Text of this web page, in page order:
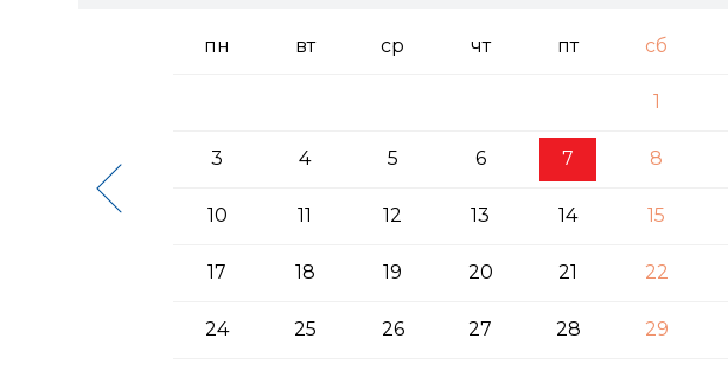
пн вт ср чт пт сб
1
3 4 5 6 7 8
10 11 12 13 14 15
17 18 19 20 21 22
24 25 26 27 28 29